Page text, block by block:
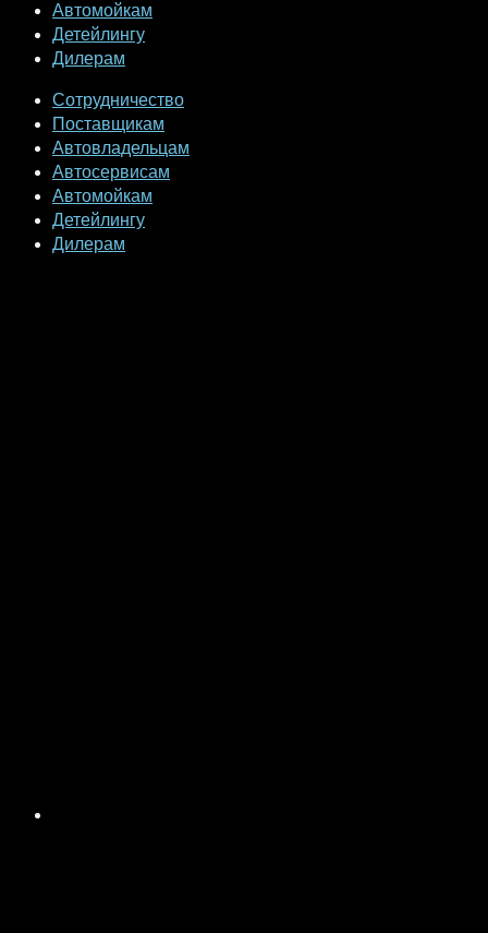
Автомойкам
Детейлингу
Дилерам
Сотрудничество
Поставщикам
Автовладельцам
Автосервисам
Автомойкам
Детейлингу
Дилерам